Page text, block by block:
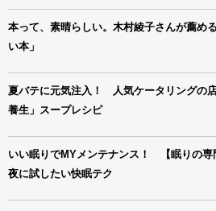
本って、素晴らしい。木村綾子さんが薦め
い本」
夏バテに元気注入！ 人気ケータリングの
養生」スープレシピ
いい眠りでMYメンテナンス！ 【眠りの専
夜に試したい快眠テク